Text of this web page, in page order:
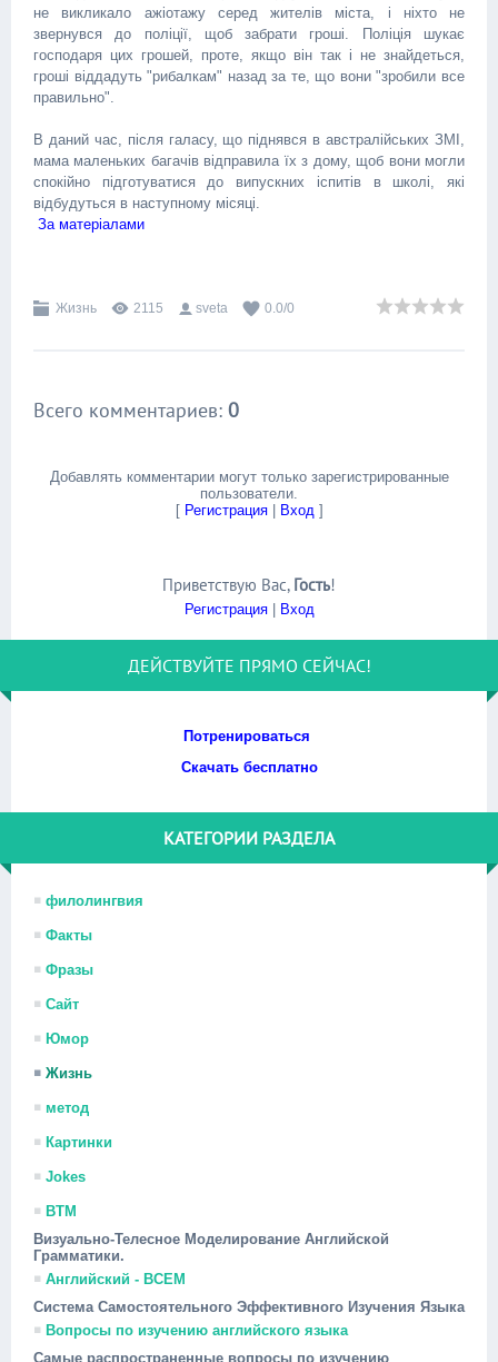
не викликало ажіотажу серед жителів міста, і ніхто не
звернувся до поліції, щоб забрати гроші. Поліція шукає
господаря цих грошей, проте, якщо він так і не знайдеться,
гроші віддадуть "рибалкам" назад за те, що вони "зробили все
правильно".
В даний час, після галасу, що піднявся в австралійських ЗМІ,
мама маленьких багачів відправила їх з дому, щоб вони могли
спокійно підготуватися до випускних іспитів в школі, які
відбудуться в наступному місяці.
За матеріалами
Жизнь 2115 sveta 0.0/0
Всего комментариев: 0
Добавлять комментарии могут только зарегистрированные
пользователи.
[ Регистрация| Вход]
Приветствую Вас, Гость!
Регистрация| Вход
ДЕЙСТВУЙТЕ ПРЯМО СЕЙЧАС!
Потренироваться
Скачать бесплатно
КАТЕГОРИИ РАЗДЕЛА
филолингвия
Факты
Фразы
Сайт
Юмор
Жизнь
метод
Картинки
Jokes
ВТМ
Визуально-Телесное Моделирование Английской
Грамматики.
Английский - ВСЕМ
Система Самостоятельного Эффективного Изучения Языка
Вопросы по изучению английского языка
Самые распространенные вопросы по изучению